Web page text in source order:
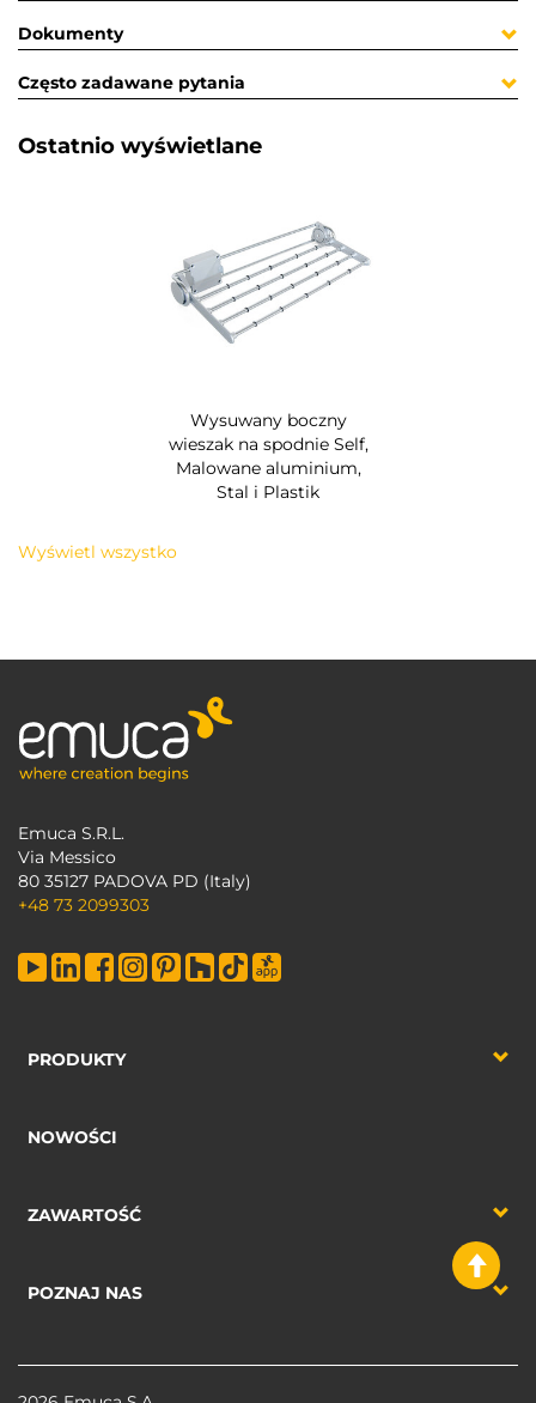
Dokumenty
Często zadawane pytania
Ostatnio wyświetlane​
Wysuwany boczny
wieszak na spodnie Self,
Malowane aluminium,
Stal i Plastik
Wyświetl wszystko
Emuca S.R.L.
Via Messico
80 35127 PADOVA PD (Italy)
+48 73 2099303
PRODUKTY
NOWOŚCI
ZAWARTOŚĆ
POZNAJ NAS